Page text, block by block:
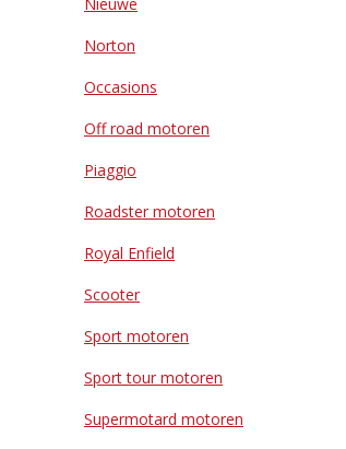
Norton
Occasions
Off road motoren
Piaggio
Roadster motoren
Royal Enfield
Scooter
Sport motoren
Sport tour motoren
Supermotard motoren